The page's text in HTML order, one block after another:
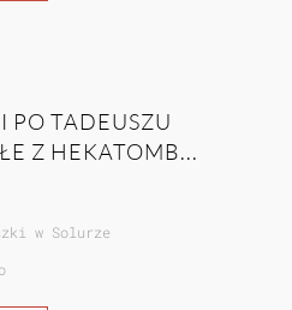
PO TADEUSZU
Z HEKATOMB...
w Solurze